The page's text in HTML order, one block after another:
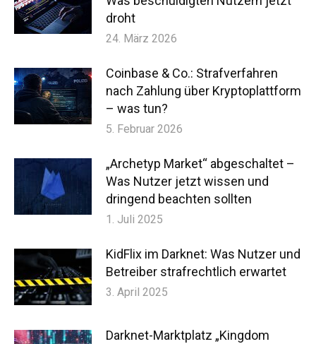
droht
24. März 2026
Coinbase & Co.: Strafverfahren
nach Zahlung über Kryptoplattform
– was tun?
5. Februar 2026
„Archetyp Market“ abgeschaltet –
Was Nutzer jetzt wissen und
dringend beachten sollten
1. Juli 2025
KidFlix im Darknet: Was Nutzer und
Betreiber strafrechtlich erwartet
3. April 2025
Darknet-Marktplatz „Kingdom